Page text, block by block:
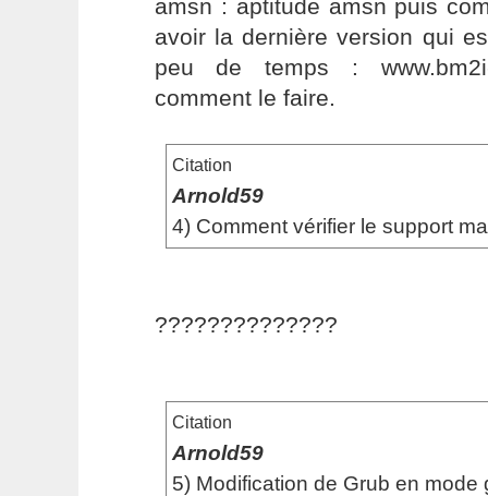
amsn : aptitude amsn puis
avoir la dernière version qui
peu de temps :
comment le faire.
Citation
Arnold59
4) Comment vérifier le support
??????????????
Citation
Arnold59
5) Modification de Grub en mode